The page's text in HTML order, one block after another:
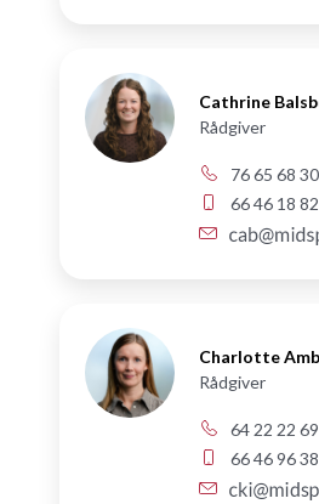
Cathrine
Rådgiver
76 65 68 30
66 46 18 82
Charlotte
Rådgiver
64 22 22 69
66 46 96 38